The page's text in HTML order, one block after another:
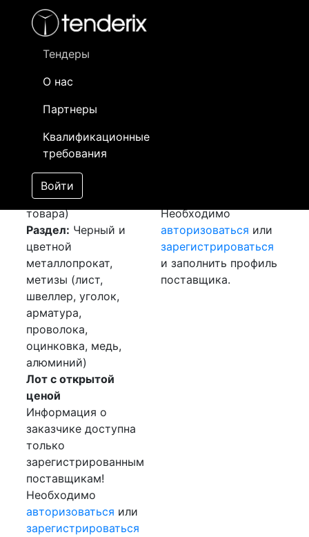
Тендеры
О нас
Партнеры
Квалификационные
требования
Войти
- активный лот
- сохраненный лот (не опубликован)
Закупка: Арматура и
[Завершен]
Победитель выбран
Лот №:3480
АУКЦИОН (покупка
товара)
Раздел: Черный и
цветной
металлопрокат,
метизы (лист,
швеллер, уголок,
арматура,
проволока,
оцинковка, медь,
алюминий)
Лот с открытой
ценой
Информация о
заказчике доступна
только
зарегистрированным
поставщикам!
Необходимо
авторизоваться или
зарегистрироваться
Необходимо
авторизоваться или
зарегистрироваться
и заполнить профиль
поставщика.